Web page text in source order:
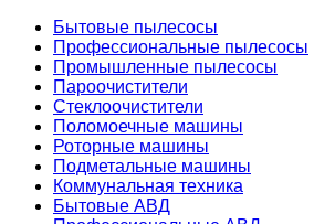
Бытовые пылесосы
Профессиональные пылесосы
Промышленные пылесосы
Пароочистители
Стеклоочистители
Поломоечные машины
Роторные машины
Подметальные машины
Коммунальная техника
Бытовые АВД